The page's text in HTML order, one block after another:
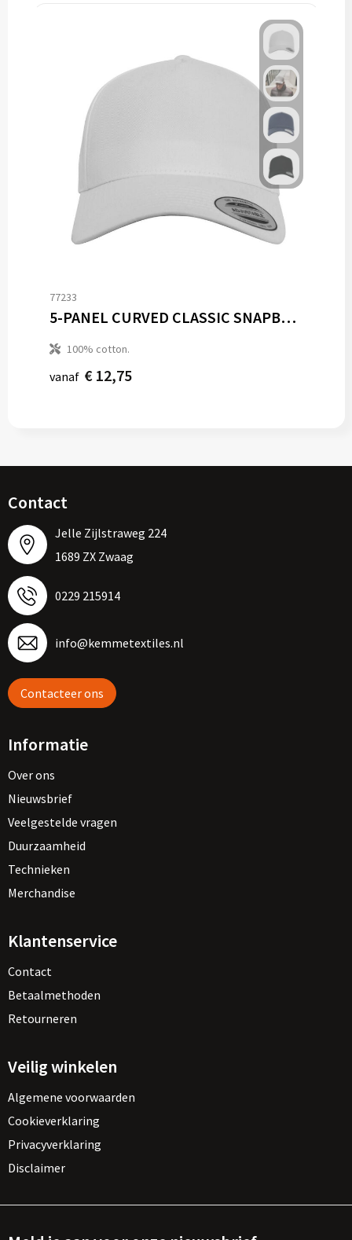
77233
5-PANEL CURVED CLASSIC SNAPBACK
100% cotton.
vanaf € 12,75
Contact
Jelle Zijlstraweg 224
1689 ZX Zwaag
0229 215914
info@kemmetextiles.nl
Contacteer ons
Informatie
Over ons
Nieuwsbrief
Veelgestelde vragen
Duurzaamheid
Technieken
Merchandise
Klantenservice
Contact
Betaalmethoden
Retourneren
Veilig winkelen
Algemene voorwaarden
Cookieverklaring
Privacyverklaring
Disclaimer